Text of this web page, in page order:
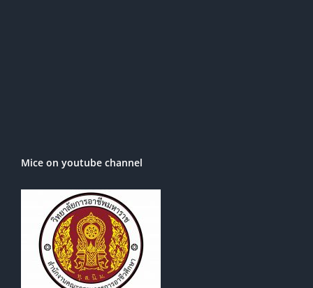
Mice on youtube channel